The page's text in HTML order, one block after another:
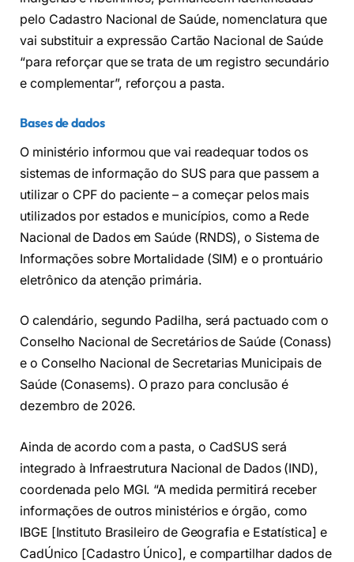
pelo Cadastro Nacional de Saúde, nomenclatura que
vai substituir a expressão Cartão Nacional de Saúde
“para reforçar que se trata de um registro secundário
e complementar”, reforçou a pasta.
Bases de dados
O ministério informou que vai readequar todos os
sistemas de informação do SUS para que passem a
utilizar o CPF do paciente – a começar pelos mais
utilizados por estados e municípios, como a Rede
Nacional de Dados em Saúde (RNDS), o Sistema de
Informações sobre Mortalidade (SIM) e o prontuário
eletrônico da atenção primária.
O calendário, segundo Padilha, será pactuado com o
Conselho Nacional de Secretários de Saúde (Conass)
e o Conselho Nacional de Secretarias Municipais de
Saúde (Conasems). O prazo para conclusão é
dezembro de 2026.
Ainda de acordo com a pasta, o CadSUS será
integrado à Infraestrutura Nacional de Dados (IND),
coordenada pelo MGI. “A medida permitirá receber
informações de outros ministérios e órgão, como
IBGE [Instituto Brasileiro de Geografia e Estatística] e
CadÚnico [Cadastro Único], e compartilhar dados de